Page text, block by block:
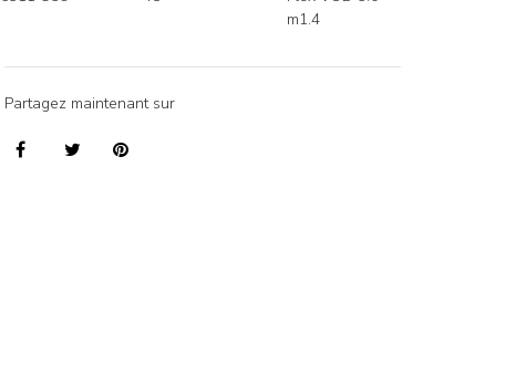
m1.4
Partagez maintenant sur